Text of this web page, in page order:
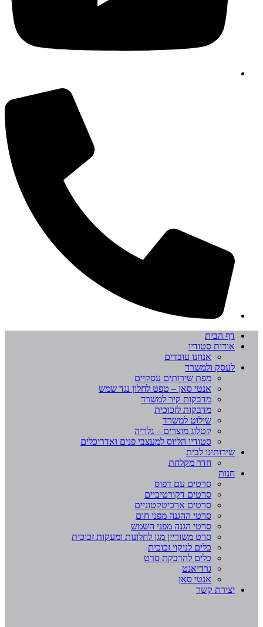
דף הבית
אודות סטודיו
אנחנו עובדים
לעסק ולמשרד
מפת שירותים עסקיים
אנטי סאן – טפט לחלון נגד שמש
מדבקות קיר למשרד
מדבקות לזכוכית
שילוט למשרד
קטלוג מוצרים – גלריה
סטודיו הליוס למעצבי פנים ואדריכלים
שירותינו לבית
חדר מקלחת
חנות
סרטים עם דפוס
סרטים דקורטיביים
סרטים ארכיטקטוניים
סרטי ההגנה מפני חום
סרטי הגנה מפני השמש
סרט משוריין מגן לחלונות ומעקות זכוכית
כלים לניקוי זכוכית
כלים להדבקת סרט
גרדיאנט
אנטי סאן
יצירת קשר